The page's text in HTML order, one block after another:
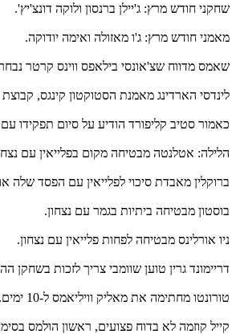
שחקני חודש מרץ: ג'יילן ברנסון ולוקה דונצ'יץ'.
מאמני חודש מרץ: ג'ו מאזולה ואימה יודוקה.
שאמס מדווח שצ'אונסי בילאפס ווינס קרטר
לינדסי הארדינג מאמנת הסטוקטון קינגס,
כאמור סטיב קליפורד הודיע על סיום תפקידו
הלילה: אטלנטה מבטיחה מקום בפלייאין עם
ברוקלין מאבדת סיכוי לפלייאין עם הפסד
בוסטון מבטיחה ביתיות בגמר עם נצחון.
ניו אורלינס מבטיחה לפחות פלייאין עם נצחון.
דריימונד גרין טוען שוומבי צריך לזכות בשחקן
טורונטו מחתימה את מאליק וויליאמס ל-10 ימים.
קייל קוזמה לא בדוח פצועים, ראשון הולמס